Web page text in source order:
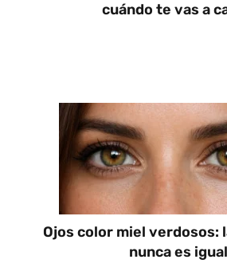
cuándo te vas a
Ojos color miel verdosos:
nunca es igual